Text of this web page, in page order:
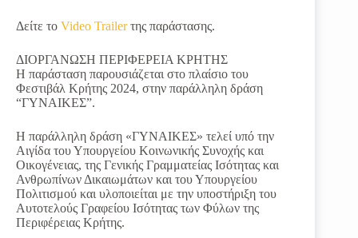
Δείτε το Video Trailerτης παράστασης.
ΔΙΟΡΓΑΝΩΣΗ ΠΕΡΙΦΕΡΕΙΑ ΚΡΗΤΗΣ
Η παράσταση παρουσιάζεται στο πλαίσιο του
Φεστιβάλ Κρήτης 2024, στην παράλληλη δράση
“ΓΥΝΑΙΚΕΣ”.
Η παράλληλη δράση «ΓΥΝΑΙΚΕΣ» τελεί υπό την
Αιγίδα του Υπουργείου Κοινωνικής Συνοχής και
Οικογένειας, της Γενικής Γραμματείας Ισότητας και
Ανθρωπίνων Δικαιωμάτων και του Υπουργείου
Πολιτισμού και υλοποιείται με την υποστήριξη του
Αυτοτελούς Γραφείου Ισότητας των Φύλων της
Περιφέρειας Κρήτης.